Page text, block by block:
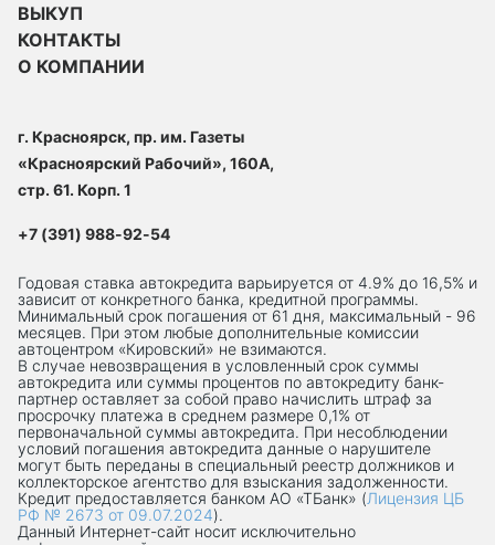
ВЫКУП
КОНТАКТЫ
О КОМПАНИИ
г. Красноярск, пр. им. Газеты
«Красноярский Рабочий», 160А,
стр. 61. Корп. 1
+7 (391) 988-92-54
Годовая ставка автокредита варьируется от 4.9% до 16,5% и
зависит от конкретного банка, кредитной программы.
Минимальный срок погашения от 61 дня, максимальный - 96
месяцев. При этом любые дополнительные комиссии
автоцентром «Кировский» не взимаются.
В случае невозвращения в условленный срок суммы
автокредита или суммы процентов по автокредиту банк-
партнер оставляет за собой право начислить штраф за
просрочку платежа в среднем размере 0,1% от
первоначальной суммы автокредита. При несоблюдении
условий погашения автокредита данные о нарушителе
могут быть переданы в специальный реестр должников и
коллекторское агентство для взыскания задолженности.
Кредит предоставляется банком АО «ТБанк» (Лицензия ЦБ
РФ № 2673 от 09.07.2024).
Данный Интернет-сaйт носит исключительно